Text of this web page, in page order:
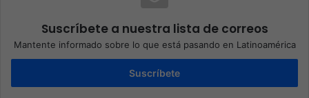
Suscríbete a nuestra lista de correos
Mantente informado sobre lo que está pasando en Latinoamérica
Suscríbete